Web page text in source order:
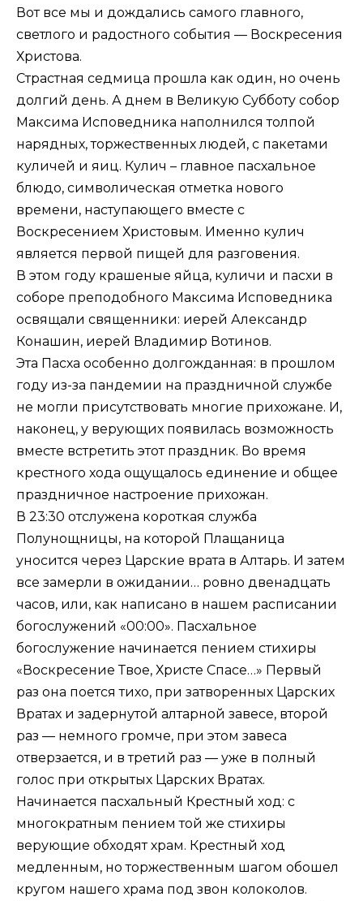
Вот все мы и дождались самого главного,
светлого и радостного события — Воскресения
Христова.
Страстная седмица прошла как один, но очень
долгий день. А днем в Великую Субботу собор
Максима Исповедника наполнился толпой
нарядных, торжественных людей, с пакетами
куличей и яиц. Кулич – главное пасхальное
блюдо, символическая отметка нового
времени, наступающего вместе с
Воскресением Христовым. Именно кулич
является первой пищей для разговения.
В этом году крашеные яйца, куличи и пасхи в
соборе преподобного Максима Исповедника
освящали священники: иерей Александр
Конашин, иерей Владимир Вотинов.
Эта Пасха особенно долгожданная: в прошлом
году из-за пандемии на праздничной службе
не могли присутствовать многие прихожане. И,
наконец, у верующих появилась возможность
вместе встретить этот праздник. Во время
крестного хода ощущалось единение и общее
праздничное настроение прихожан.
В 23:30 отслужена короткая служба
Полунощницы, на которой Плащаница
уносится через Царские врата в Алтарь. И затем
все замерли в ожидании… ровно двенадцать
часов, или, как написано в нашем расписании
богослужений «00:00». Пасхальное
богослужение начинается пением стихиры
«Воскресение Твое, Христе Спасе…» Первый
раз она поется тихо, при затворенных Царских
Вратах и задернутой алтарной завесе, второй
раз — немного громче, при этом завеса
отверзается, и в третий раз — уже в полный
голос при открытых Царских Вратах.
Начинается пасхальный Крестный ход: с
многократным пением той же стихиры
верующие обходят храм. Крестный ход
медленным, но торжественным шагом обошел
кругом нашего храма под звон колоколов.